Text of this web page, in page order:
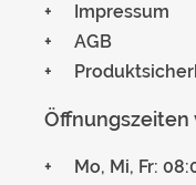
Impressum
AGB
Öffnungszeiten
Mo, Mi, Fr: